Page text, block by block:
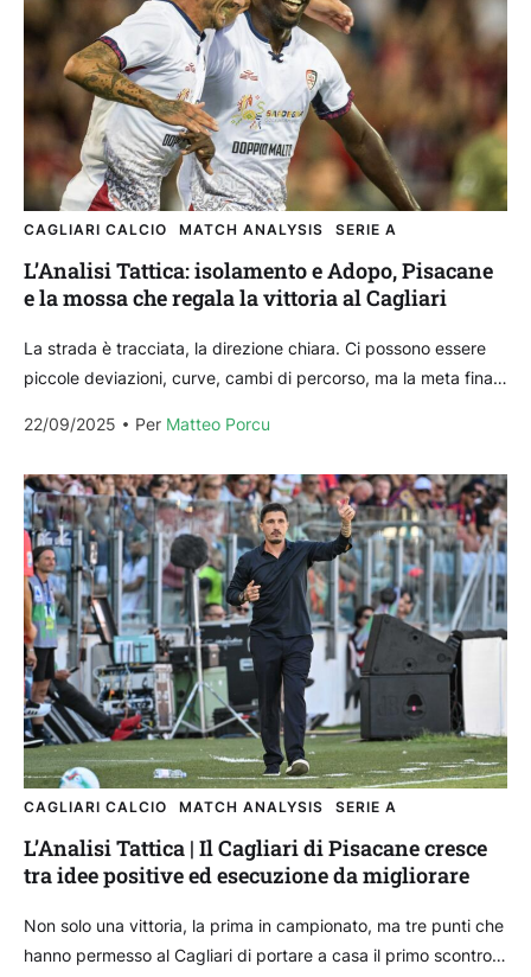
CAGLIARI CALCIO MATCH ANALYSIS SERIE A
L’Analisi Tattica: isolamento e Adopo, Pisacane
e la mossa che regala la vittoria al Cagliari
La strada è tracciata, la direzione chiara. Ci possono essere
piccole deviazioni, curve, cambi di percorso, ma la meta finale
22/09/2025
Per Matteo Porcu
CAGLIARI CALCIO MATCH ANALYSIS SERIE A
L’Analisi Tattica | Il Cagliari di Pisacane cresce
tra idee positive ed esecuzione da migliorare
Non solo una vittoria, la prima in campionato, ma tre punti che
hanno permesso al Cagliari di portare a casa il primo scontro